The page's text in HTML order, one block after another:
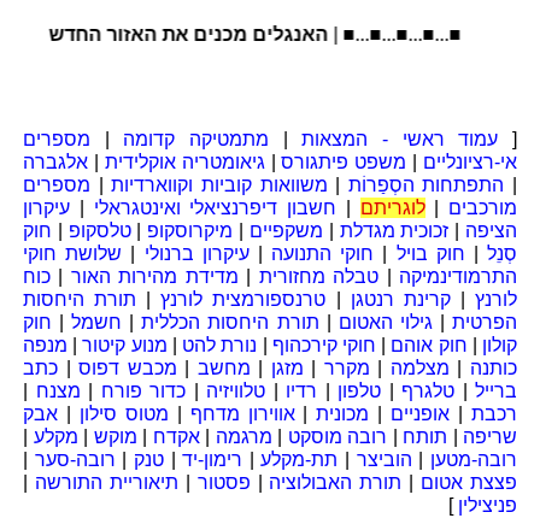
■...■...■...■...■ | האנגלים מכנים את האזור החדש ניו-
[ עמוד ראשי - המצאות| מתמטיקה קדומה
מספרים
אי-רציונליים
משפט פיתגורס| גיאומטריה אוקלידית
אלגברה
התפתחות הסְפַרוֹת משוואות קוביות וקווארדיות| מספרים
מורכבים |לוגריתם חשבון דיפרנציאלי ואינטגראלי
עיקרון
הציפה
זכוכית מגדלת משקפיים מיקרוסקופ |טלסקופ
חוק
סְנֵל| חוק בויל חוקי התנועה |עיקרון ברנולי
שלושת חוקי
התרמודינמיקה
טבלה מחזורית מדידת מהירות האור
כוח
לורנץ|קרינת רנטגן טרנספורמצית לורנץ| תורת היחסות
הפרטית| גילוי האטום תורת היחסות הכללית| חשמל| חוק
קולון
חוק אוהם חוקי קירכהוף נורת להט מנוע קיטור| מנפה
כותנה
מצלמה מקרר מזגן מחשב מכבש דפוס| כתב
ברייל
טלגרף טלפון רדיו טלוויזיה כדור פורח מצנח
רכבת| אופניים מכונית|אווירון מדחף מטוס סילון
אבק
שריפה
תותח רובה מוסקט מרגמה |אקדח מוקש מקלע
רובה-מטען
הוביצר תת-מקלע| רימון-יד|טנק רובה-סער
פצצת אטום
תורת האבולוציה פסטור תיאוריית התורשה
פניצילין ]